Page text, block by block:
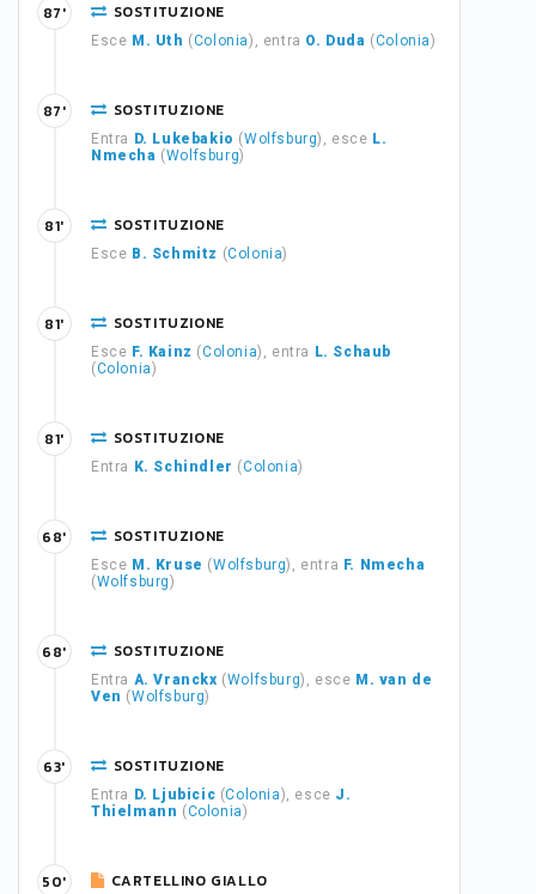
SOSTITUZIONE
Esce M. Uth (Colonia), entra O. Duda (Colonia)
87'
SOSTITUZIONE
Entra D. Lukebakio (Wolfsburg), esce L.
Nmecha (Wolfsburg)
87'
SOSTITUZIONE
Esce B. Schmitz (Colonia)
81'
SOSTITUZIONE
Esce F. Kainz (Colonia), entra
L. Schaub
(Colonia)
81'
SOSTITUZIONE
Entra K. Schindler (Colonia)
81'
SOSTITUZIONE
Esce M. Kruse (Wolfsburg), entra F. Nmecha
(Wolfsburg)
68'
SOSTITUZIONE
Entra A. Vranckx (Wolfsburg), esce M. van de
Ven (Wolfsburg)
68'
SOSTITUZIONE
Entra D. Ljubicic (Colonia), esce J.
Thielmann (Colonia)
63'
CARTELLINO GIALLO
50'